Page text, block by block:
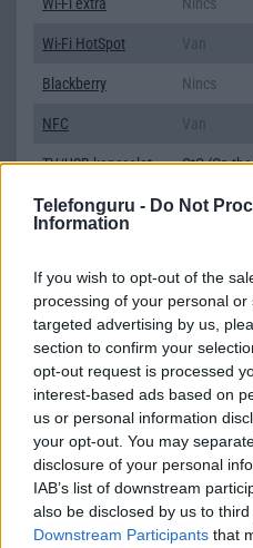
Telefonguru - Do Not
Information
If you wish to opt-out of the
processing of your personal
targeted advertising by us,
section to confirm your
opt-out request is processed
interest-based ads based on
us or personal information
your opt-out. You may
disclosure of your personal
IAB’s list of downstream
also be disclosed by us to
Downstream Participants that
Wi-Fi HotSpot Van
Blackberry Nincs
NFC Van
TV/USB kapcsolat OtG (On-
GPS
aGPS
Push to Talk Nincs
AKKUMULÁTOR
Típus Li-Polimer
Készenléti idő h /
Cserélhetőség
Az
vehetõ ki!
Beszélgetési idő h /
Gyorstöltés